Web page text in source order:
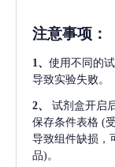
注意事项 ：
1、 使用不同的
导致实验失败。
2、
试剂盒开启
保存条件表格 (
导致组件缺损，
品)。